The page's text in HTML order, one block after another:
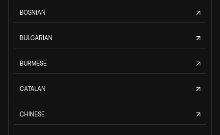
BOSNIAN
BULGARIAN
BURMESE
CATALAN
CHINESE